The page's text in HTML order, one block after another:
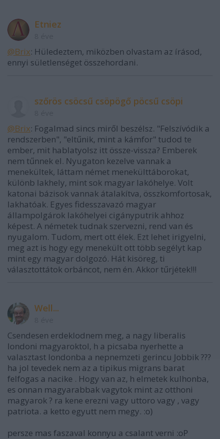
Etniez
@Brix: Hüledeztem, miközben olvastam az írásod,
ennyi sületlenséget összehordani.
szőrös csöcsű csöpögő pöcsű csöpi
@Brix: Fogalmad sincs miről beszélsz. "Felszívódik a
rendszerben", "eltűnik, mint a kámfor" tudod te
ember, mit hablatyolsz itt össze-vissza? Emberek
nem tűnnek el. Nyugaton kezelve vannak a
menekültek, láttam német menekülttáborokat,
különb lakhely, mint sok magyar lakóhelye. Volt
katonai bázisok vannak átalakítva, összkomfortosak,
lakhatóak. Egyes fidesszavazó magyar
állampolgárok lakóhelyei cigányputrik ahhoz
képest. A németek tudnak szervezni, rend van és
nyugalom. Tudom, mert ott élek. Ezt lehet irigyelni,
meg azt is hogy egy menekült ott több segélyt kap
mint egy magyar dolgozó. Hát kisöreg, ti
választottátok orbáncot, nem én. Akkor tűrjétek!!!
Well...
Csendesen erdeklodnem meg, a nagy liberalis
londoni magyaroktol, h a picsaba nyerhette a
valasztast londonba a nepnemzeti gerincu Jobbik ???
ha jol tevedek nem az a tipikus migrans barat
felfogas a nacike . Hogy van az, h elmetek kulhonba,
es onnan magyarabbak vagytok mint az otthoni
magyarok ? ra kene erezni vagy uttoro vagy , vagy
patriota. a ketto egyutt nem megy. :o)
persze mas faszaval konnyu a csalant verni :oP